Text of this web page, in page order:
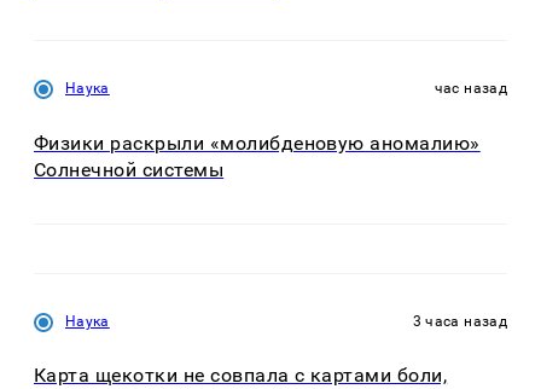
Наука час назад
Физики раскрыли «молибденовую аномалию»
Солнечной системы
Наука 3 часа назад
Карта щекотки не совпала с картами боли,